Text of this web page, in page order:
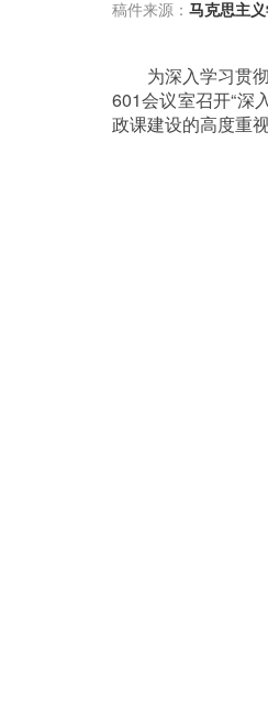
稿件来源： 马克思主
为深入学习贯
601会议室召开“深
政课建设的高度重